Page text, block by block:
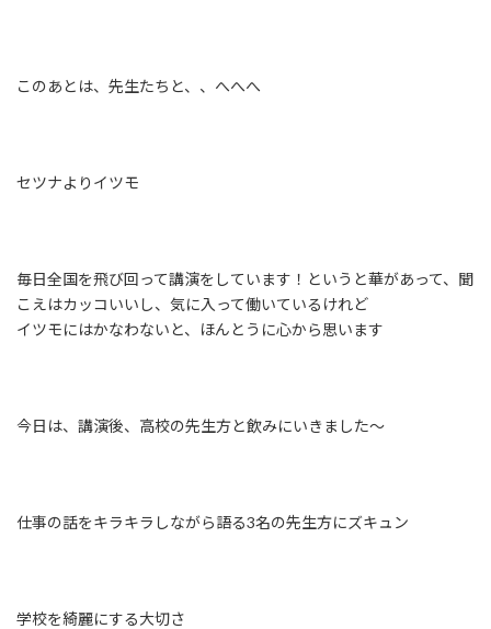
このあとは、先生たちと、、 へへへ
セツナよりイツモ
毎日全国を飛び回って講演をしています！というと華があって、聞
こえはカッコいい し、気に入って働いているけれど
イツモにはかなわないと、ほんとうに心から思います
今日は、講演後、高校の先生方と飲みにいきました〜
仕事の話をキラキラしながら語る3名の先生方にズキュン
学校を綺麗にする大切さ